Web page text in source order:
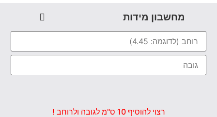
מחשבון מידות
רצוי להוסיף 10 ס"מ לגובה ולרוחב !